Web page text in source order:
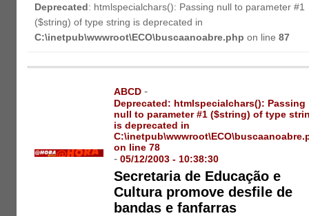
Deprecated: htmlspecialchars(): Passing null to parameter #1
($string) of type string is deprecated in
C:\inetpub\wwwroot\ECO\buscaanoabre.php on line87
ABCD -
Deprecated: htmlspecialchars(): Passing
null to parameter #1 ($string) of type
is deprecated in
on line78
-05/12/2003 - 10:38:30
Secretaria de Educação e
Cultura promove desfile de
bandas e fanfarras